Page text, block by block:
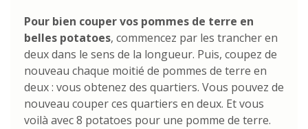
Pour bien couper vos pommes de terre en
belles potatoes, commencez par les trancher en
deux dans le sens de la longueur. Puis, coupez de
nouveau chaque moitié de pommes de terre en
deux : vous obtenez des quartiers. Vous pouvez de
nouveau couper ces quartiers en deux. Et vous
voilà avec 8 potatoes pour une pomme de terre.